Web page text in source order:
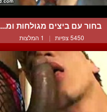
בחור עם ביצים מגולחות ומ...
5450 צפיות | 1 המלצות